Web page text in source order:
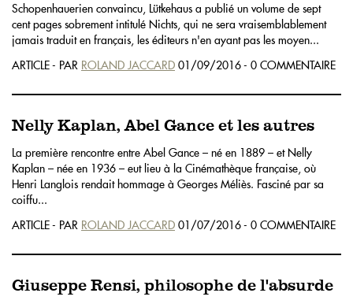
Schopenhauerien convaincu, Lütkehaus a publié un volume de sept
cent pages sobrement intitulé Nichts, qui ne sera vraisemblablement
jamais traduit en français, les éditeurs n'en ayant pas les moyen...
ARTICLE - PAR ROLAND JACCARD 01/09/2016 - 0 COMMENTAIRE
Nelly Kaplan, Abel Gance et les autres
La première rencontre entre Abel Gance – né en 1889 – et Nelly
Kaplan – née en 1936 – eut lieu à la Cinémathèque française, où
Henri Langlois rendait hommage à Georges Méliès. Fasciné par sa
coiffu...
ARTICLE - PAR ROLAND JACCARD 01/07/2016 - 0 COMMENTAIRE
Giuseppe Rensi, philosophe de l'absurde